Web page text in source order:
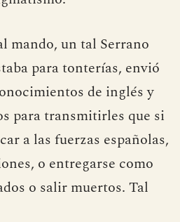
mando, un tal Serrano
para tonterías, envió
de inglés y
para transmitirles que si
a las fuerzas españolas,
o entregarse como
o salir muertos. Tal